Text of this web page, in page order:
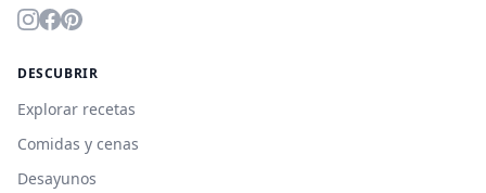
DESCUBRIR
Explorar recetas
Comidas y cenas
Desayunos